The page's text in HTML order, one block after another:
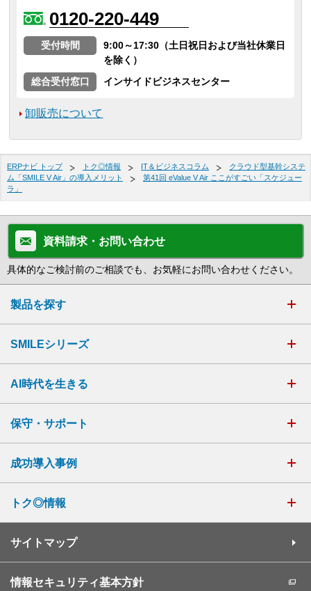
0120-220-449
受付時間
9:00～17:30（土日祝日および当社休業日
を除く）
総合受付窓口
インサイドビジネスセンター
卸販売について
ERPナビ トップ トク◎情報 IT＆ビジネスコラム
クラウド型基幹システ
ム「SMILE V Air」の導入メリット
第41回 eValue V Air ここがすごい「スケジュー
ラ」
資料請求・お問い合わせ
具体的なご検討前のご相談でも、お気軽にお問い合わせください。
製品を探す
SMILEシリーズ
AI時代を生きる
保守・サポート
成功導入事例
トク◎情報
サイトマップ
情報セキュリティ基本方針